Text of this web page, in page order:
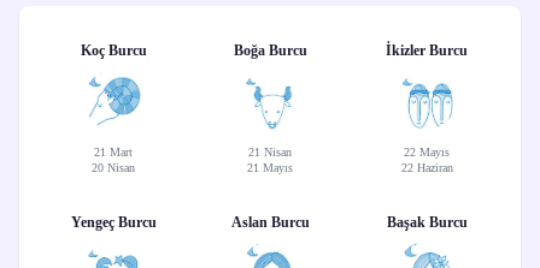
Koç Burcu
21 Mart
20 Nisan
Boğa Burcu
21 Nisan
21 Mayıs
İkizler Burcu
22 Mayıs
22 Haziran
Yengeç Burcu Aslan Burcu Başak Burcu